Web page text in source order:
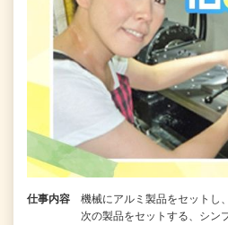
仕事内容
機械にアルミ製品をセットし
次の製品をセットする、シン